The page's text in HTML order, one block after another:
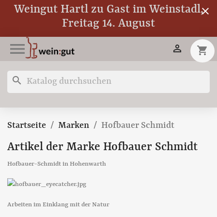
Weingut Hartl zu Gast im Weinstadl,
Freitag 14. August
close
 shopping_cart

search
Startseite Marken Hofbauer Schmidt
Artikel der Marke Hofbauer Schmidt
Hofbauer-Schmidt in Hohenwarth
Arbeiten im Einklang mit der Natur